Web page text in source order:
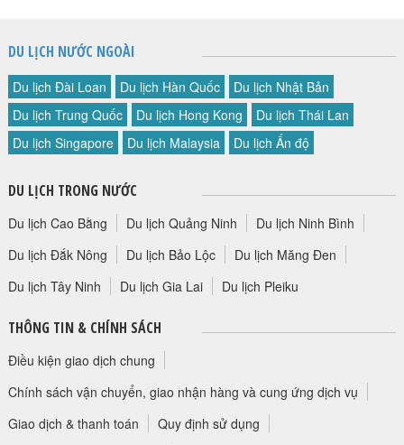
DU LỊCH NƯỚC NGOÀI
Du lịch Đài Loan Du lịch Hàn Quốc
Du lịch Nhật Bản
Du lịch Trung Quốc
Du lịch Hong Kong
Du lịch Thái Lan
Du lịch Singapore
Du lịch Malaysia Du lịch Ấn độ
DU LỊCH TRONG NƯỚC
Du lịch Cao Bằng Du lịch Quảng Ninh
Du lịch Ninh Bình
Du lịch Đắk Nông
Du lịch Bảo Lộc
Du lịch Măng Đen
Du lịch Tây Ninh
Du lịch Gia Lai Du lịch Pleiku
THÔNG TIN & CHÍNH SÁCH
Điều kiện giao dịch chung
Chính sách vận chuyển, giao nhận hàng và cung ứng dịch vụ
Giao dịch & thanh toán
Quy định sử dụng